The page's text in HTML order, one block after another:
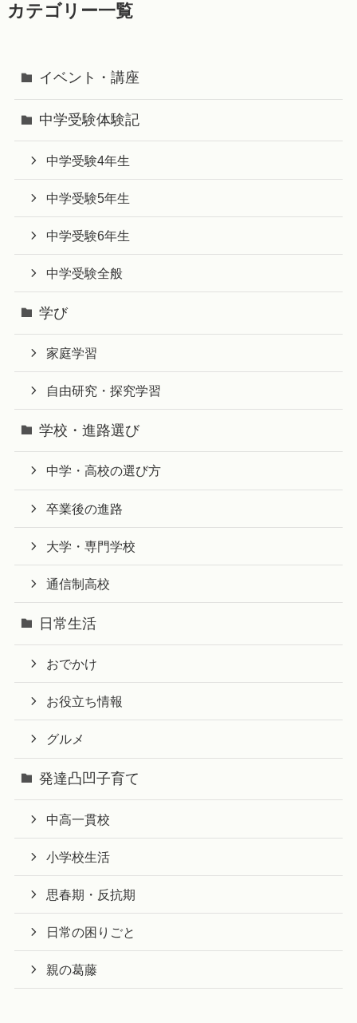
カテゴリー一覧
イベント・講座
中学受験体験記
中学受験4年生
中学受験5年生
中学受験6年生
中学受験全般
学び
家庭学習
自由研究・探究学習
学校・進路選び
中学・高校の選び方
卒業後の進路
大学・専門学校
通信制高校
日常生活
おでかけ
お役立ち情報
グルメ
発達凸凹子育て
中高一貫校
小学校生活
思春期・反抗期
日常の困りごと
親の葛藤